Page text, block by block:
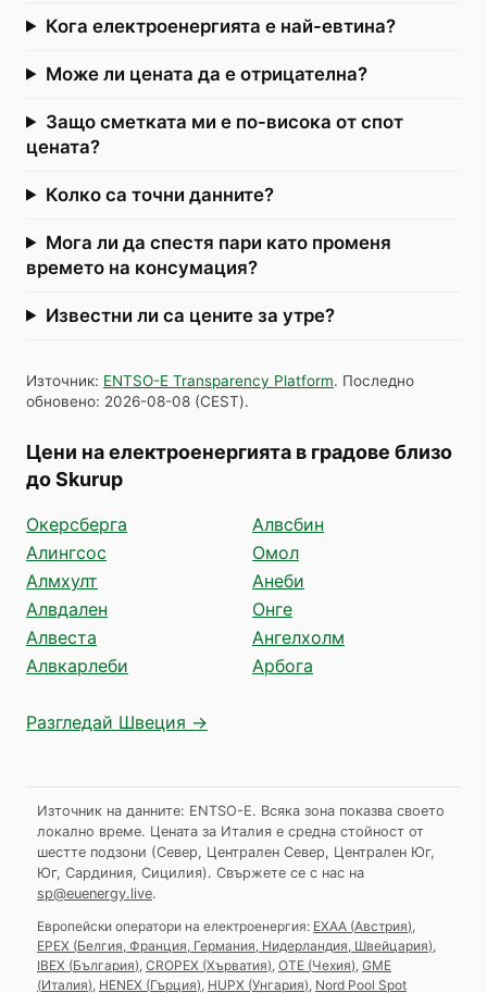
Кога електроенергията е най-евтина?
Може ли цената да е отрицателна?
Защо сметката ми е по-висока от спот
цената?
Колко са точни данните?
Мога ли да спестя пари като променя
времето на консумация?
Известни ли са цените за утре?
Източник: ENTSO-E Transparency Platform. Последно
обновено: 2026-08-08 (CEST).
Цени на електроенергията в градове близо
до Skurup
Окерсберга
Алингсос
Алмхулт
Алвдален
Алвеста
Алвкарлеби
Алвсбин
Омол
Анеби
Онге
Ангелхолм
Арбога
Разгледай Швеция →
Източник на данните: ENTSO-E. Всяка зона показва своето
локално време. Цената за Италия е средна стойност от
шестте подзони (Север, Централен Север, Централен Юг,
Юг, Сардиния, Сицилия). Свържете се с нас на
sp@euenergy.live.
Европейски оператори на електроенергия: EXAA (Австрия)
EPEX (Белгия, Франция, Германия, Нидерландия, Швейцария)
IBEX (България) CROPEX (Хърватия) OTE (Чехия) GME
(Италия) HENEX (Гърция) HUPX (Унгария) Nord Pool Spot